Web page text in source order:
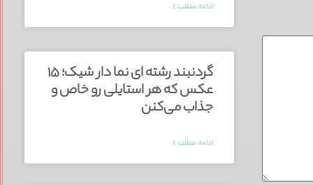
ادامه مطلب »
گردنبند رشته ای نما دار شیک؛ ۱۵
عکس که هر استایلی رو خاص و
جذاب می‌کنن
ادامه مطلب »